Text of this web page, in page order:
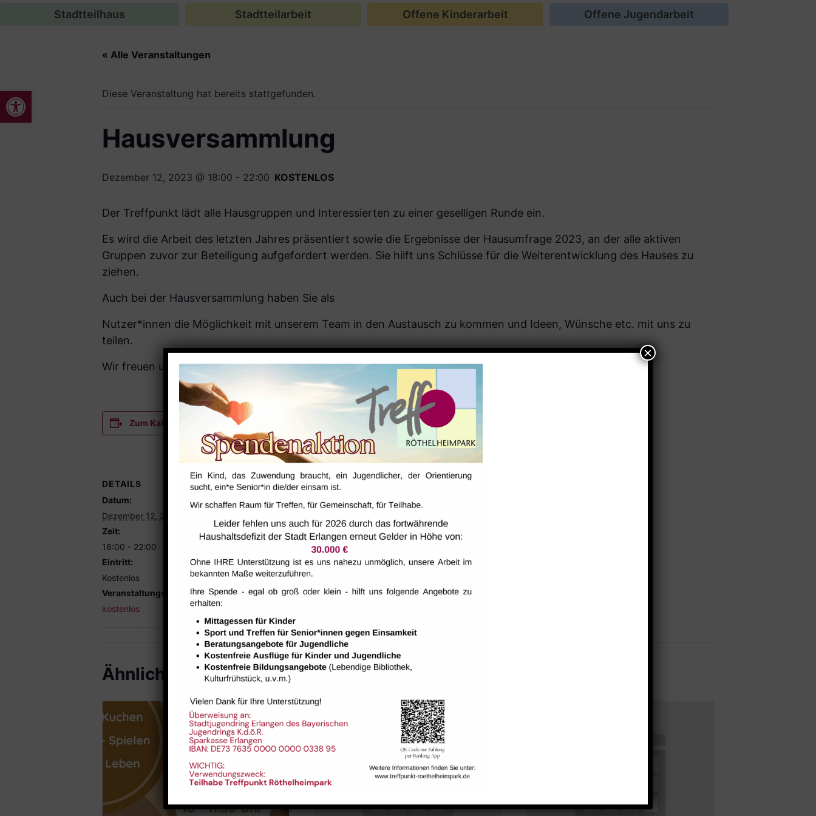
Werkzeugleiste öffnen
Stadtteilhaus Stadtteilarbeit Offene Kinderarbeit Offene Jugendarbeit
« Alle Veranstaltungen
Diese Veranstaltung hat bereits stattgefunden.
Hausversammlung
Dezember 12, 2023 @ 18:00 - 22:00 KOSTENLOS
Der Treffpunkt lädt alle Hausgruppen und Interessierten zu einer geselligen Runde ein.
Es wird die Arbeit des letzten Jahres präsentiert sowie die Ergebnisse der Hausumfrage 2023, an der alle aktiven
Gruppen zuvor zur Beteiligung aufgefordert werden. Sie hilft uns Schlüsse für die Weiterentwicklung des Hauses zu
ziehen.
Auch bei der Hausversammlung haben Sie als
Nutzer*innen die Möglichkeit mit unserem Team in den Austausch zu kommen und Ideen, Wünsche etc. mit uns zu
teilen.
Wir freuen uns auf Ihr zahlreiches Kommen!
Zum Kalender hinzufügen
DETAILS
Datum:
Dezember 12, 2023
Zeit:
18:00 - 22:00
Eintritt:
Kostenlos
Veranstaltungskategorie:
kostenlos
VERANSTALTUNGSORT
Saal
Ähnliche Veranstaltungen